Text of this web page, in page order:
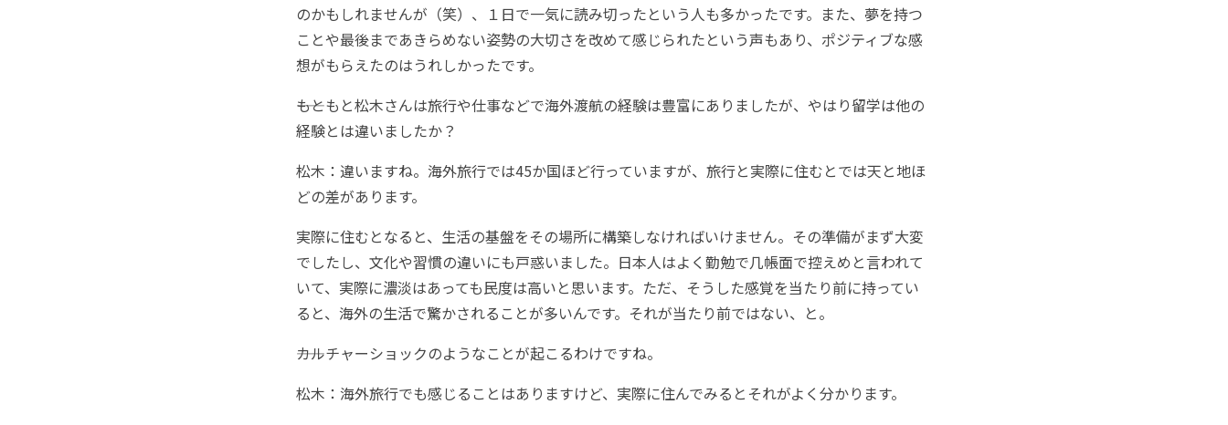
のかもしれませんが（笑）、１日で一気に読み切ったという人も多かったです。また、夢を持つ
ことや最後まであきらめない姿勢の大切さを改めて感じられたという声もあり、ポジティブな感
想がもらえたのはうれしかったです。
――もともと松木さんは旅行や仕事などで海外渡航の経験は豊富にありましたが、やはり留学は他の
経験とは違いましたか？
松木：違いますね。海外旅行では45か国ほど行っていますが、旅行と実際に住むとでは天と地ほ
どの差があります。
実際に住むとなると、生活の基盤をその場所に構築しなければいけません。その準備がまず大変
でしたし、文化や習慣の違いにも戸惑いました。日本人はよく勤勉で几帳面で控えめと言われて
いて、実際に濃淡はあっても民度は高いと思います。ただ、そうした感覚を当たり前に持ってい
ると、海外の生活で驚かされることが多いんです。それが当たり前ではない、と。
――カルチャーショックのようなことが起こるわけですね。
松木：海外旅行でも感じることはありますけど、実際に住んでみるとそれがよく分かります。